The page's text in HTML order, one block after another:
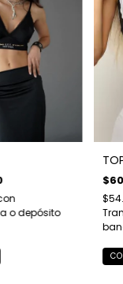
o depósito